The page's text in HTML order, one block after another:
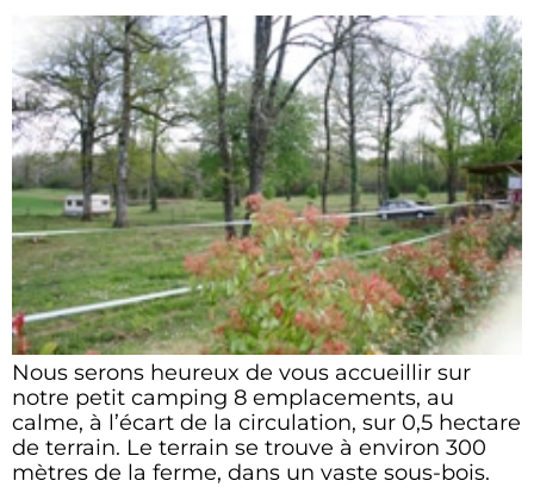
Nous serons heureux de vous accueillir sur
notre petit camping 8 emplacements, au
calme, à l’écart de la circulation, sur 0,5 hectare
de terrain. Le terrain se trouve à environ 300
mètres de la ferme, dans un vaste sous-bois.